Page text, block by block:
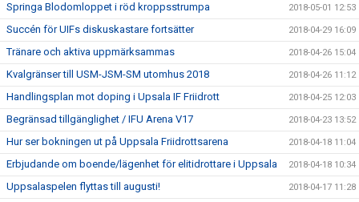
Springa Blodomloppet i röd kroppsstrumpa 2018-05-01 12:53
Succén för UIFs diskuskastare fortsätter 2018-04-29 16:09
Tränare och aktiva uppmärksammas 2018-04-26 15:04
Kvalgränser till USM-JSM-SM utomhus 2018 2018-04-26 11:12
Handlingsplan mot doping i Upsala IF Friidrott 2018-04-25 12:03
Begränsad tillgänglighet / IFU Arena V17 2018-04-23 13:52
Hur ser bokningen ut på Uppsala Friidrottsarena 2018-04-18 11:04
Erbjudande om boende/lägenhet för elitidrottare i Uppsala 2018-04-18 10:34
Uppsalaspelen flyttas till augusti! 2018-04-17 11:28